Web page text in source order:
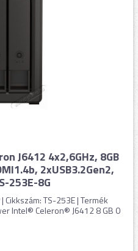
J6412 4x2,6GHz, 8GB
2xUSB3.2Gen2,
253E-8G
Cikkszám: TS-253E | Termék
Intel® Celeron® J6412 8 GB 0